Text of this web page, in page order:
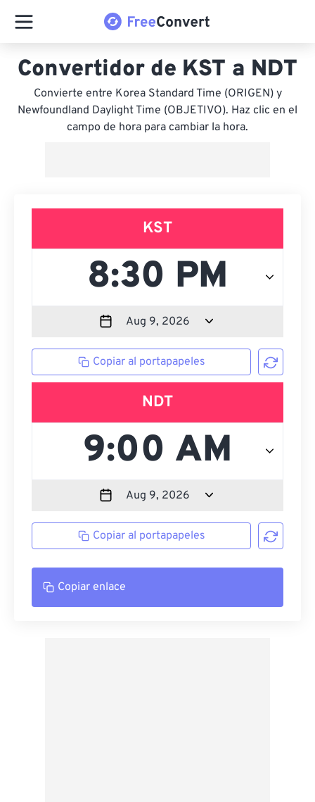
Convertidor de KST a NDT
Convierte entre Korea Standard Time (ORIGEN) y
Newfoundland Daylight Time (OBJETIVO). Haz clic en el
campo de hora para cambiar la hora.
KST
Copiar al portapapeles
NDT
Copiar al portapapeles
Copiar enlace